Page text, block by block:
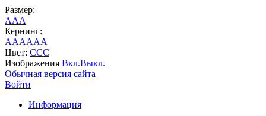
Размер:
AAA
Кернинг:
AAAAAA
Цвет: CCC
Изображения Вкл.Выкл.
Обычная версия сайта
Войти
Информация